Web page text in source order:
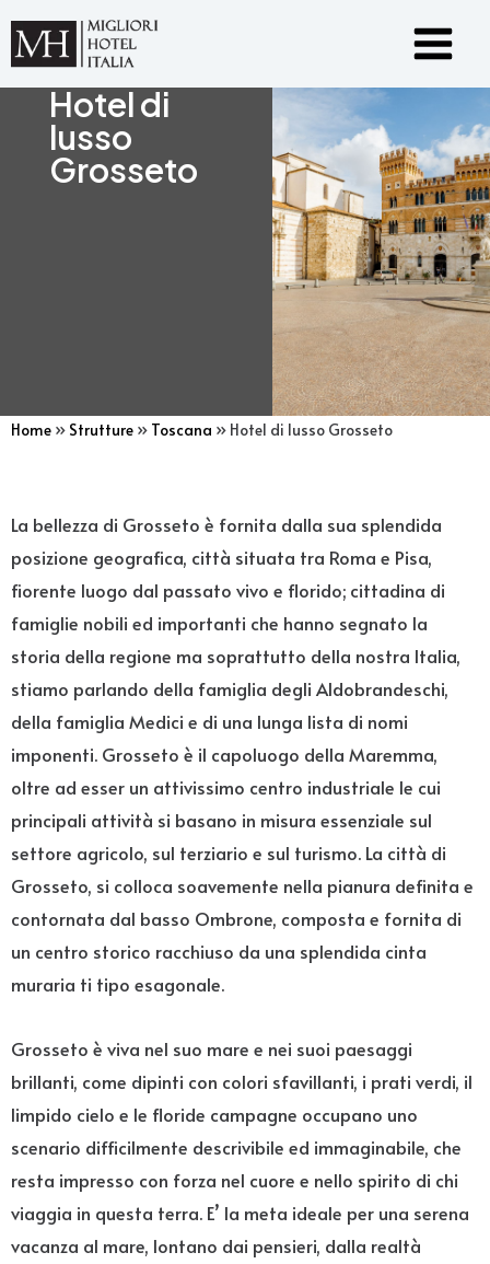
Vai
Main
Menu
Hotel di
lusso
Grosseto
Home » Strutture » Toscana » Hotel di lusso Grosseto
La bellezza di Grosseto è fornita dalla sua splendida
posizione geografica, città situata tra Roma e Pisa,
fiorente luogo dal passato vivo e florido; cittadina di
famiglie nobili ed importanti che hanno segnato la
storia della regione ma soprattutto della nostra Italia,
stiamo parlando della famiglia degli Aldobrandeschi,
della famiglia Medici e di una lunga lista di nomi
imponenti. Grosseto è il capoluogo della Maremma,
oltre ad esser un attivissimo centro industriale le cui
principali attività si basano in misura essenziale sul
settore agricolo, sul terziario e sul turismo. La città di
Grosseto, si colloca soavemente nella pianura definita e
contornata dal basso Ombrone, composta e fornita di
un centro storico racchiuso da una splendida cinta
muraria ti tipo esagonale.
Grosseto è viva nel suo mare e nei suoi paesaggi
brillanti, come dipinti con colori sfavillanti, i prati verdi, il
limpido cielo e le floride campagne occupano uno
scenario difficilmente descrivibile ed immaginabile, che
resta impresso con forza nel cuore e nello spirito di chi
viaggia in questa terra. E’ la meta ideale per una serena
vacanza al mare, lontano dai pensieri, dalla realtà